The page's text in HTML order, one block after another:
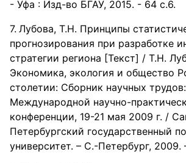
- Уфа : Изд-во БГАУ, 2015. - 64 с.6.
Лубова, Т.Н. Принципы
прогнозирования при разработке
стратегии региона [Текст] / Т.Н.
Экономика, экология и общество
столетии: Сборник научных
Международной научно-
конференции, 19-21 мая 2009 г. /
Петербургский государственный
университет. – С.-Петербург, 2009.